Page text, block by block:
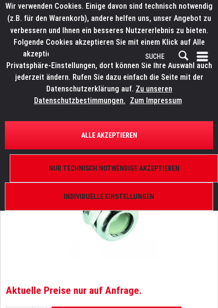
ÜBERSICHT STECKVERBINDER
HARTING Verschraubung M25
Aktuelle Preise nur auf Anfrage.
Wir verwenden Cookies. Einige davon sind technisch notwendig
(z.B. für den Warenkorb), andere helfen uns, unser Angebot zu
verbessern und Ihnen ein besseres Nutzererlebnis zu bieten.
Folgende Cookies akzeptieren Sie mit einem Klick auf Alle
akzeptieren. Weitere Informationen finden Sie in den
Privatsphäre-Einstellungen, dort können Sie Ihre Auswahl auch
jederzeit ändern. Rufen Sie dazu einfach die Seite mit der
Datenschutzerklärung auf. Zu unseren
Datenschutzbestimmungen. Zum Impressum
INDIVIDUELLE EINSTELLUNGEN
NUR TECHNISCH NOTWENDIGE AKZEPTIEREN
ALLE AKZEPTIEREN